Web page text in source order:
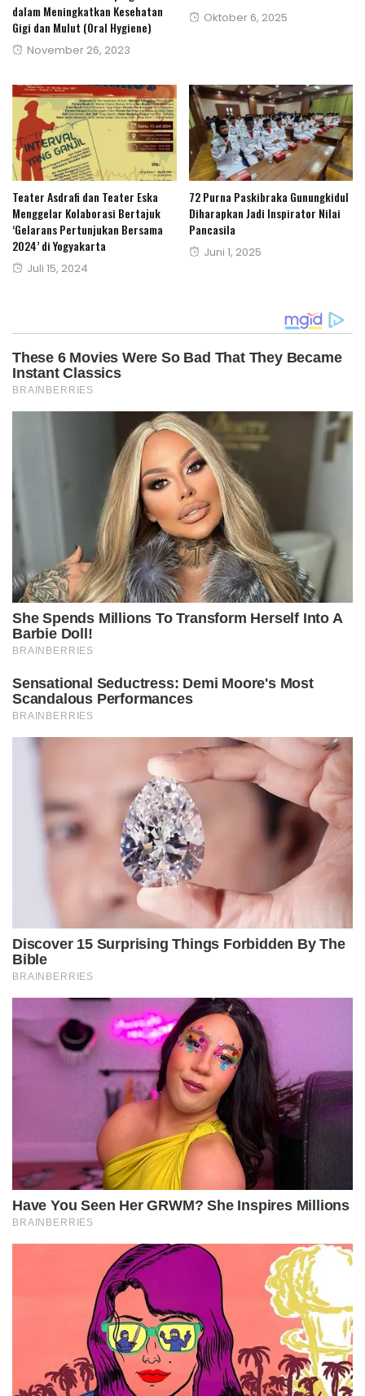
dalam Meningkatkan Kesehatan
Gigi dan Mulut (Oral Hygiene)
Posted
November 26, 2023
Posted
Oktober 6, 2025
Teater Asdrafi dan Teater Eska
Menggelar Kolaborasi Bertajuk
‘Gelarans Pertunjukan Bersama
2024’ di Yogyakarta
Posted
Juli 15, 2024
72 Purna Paskibraka Gunungkidul
Diharapkan Jadi Inspirator Nilai
Pancasila
Posted
Juni 1, 2025